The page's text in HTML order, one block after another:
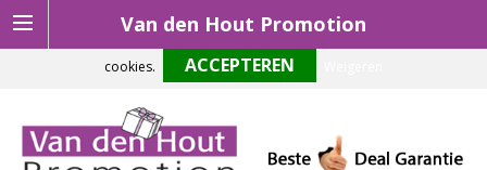
Van den Hout Promotion
Om onze website optimaal te laten functioneren maken wij gebruik van
cookies.